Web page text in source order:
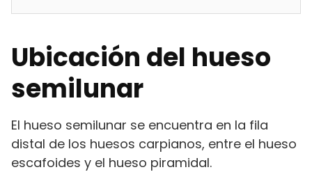
Ubicación del hueso
semilunar
El hueso semilunar se encuentra en la fila
distal de los huesos carpianos, entre el hueso
escafoides y el hueso piramidal.